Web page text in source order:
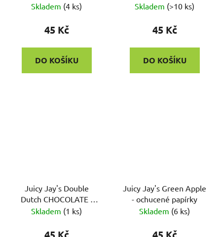
Skladem (4 ks)
45 Kč
DO KOŠÍKU
Skladem (>10 ks)
45 Kč
DO KOŠÍKU
Juicy Jay's Double
Dutch CHOCOLATE -
ochucené papírky
Skladem (1 ks)
Juicy Jay's Green Apple
- ochucené papírky
Skladem (6 ks)